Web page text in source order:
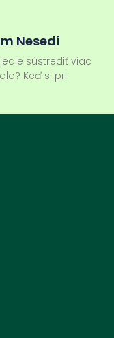
Nesedí
sústrediť viac
Keď si pri